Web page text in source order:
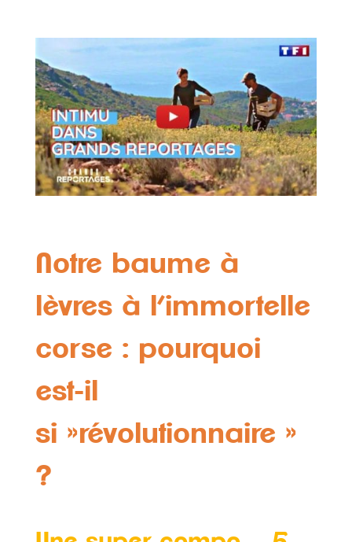
Notre baume à
lèvres à l’immortelle
corse : pourquoi
est-il
si »révolutionnaire »
?